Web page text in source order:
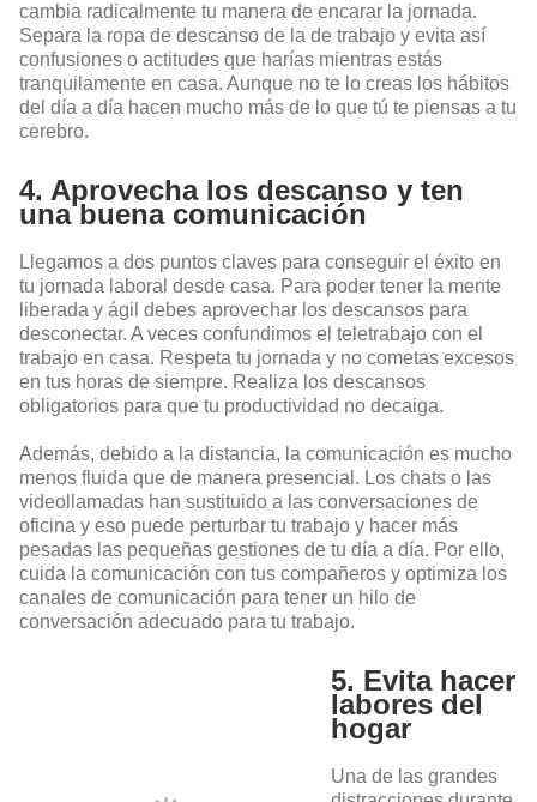
cambia radicalmente tu manera de encarar la jornada.
Separa la ropa de descanso de la de trabajo y evita así
confusiones o actitudes que harías mientras estás
tranquilamente en casa. Aunque no te lo creas los hábitos
del día a día hacen mucho más de lo que tú te piensas a tu
cerebro.
4. Aprovecha los descanso y ten
una buena comunicación
Llegamos a dos puntos claves para conseguir el éxito en
tu jornada laboral desde casa. Para poder tener la mente
liberada y ágil debes aprovechar los descansos para
desconectar. A veces confundimos el teletrabajo con el
trabajo en casa. Respeta tu jornada y no cometas excesos
en tus horas de siempre. Realiza los descansos
obligatorios para que tu productividad no decaiga.
Además, debido a la distancia, la comunicación es mucho
menos fluida que de manera presencial. Los chats o las
videollamadas han sustituido a las conversaciones de
oficina y eso puede perturbar tu trabajo y hacer más
pesadas las pequeñas gestiones de tu día a día. Por ello,
cuida la comunicación con tus compañeros y optimiza los
canales de comunicación para tener un hilo de
conversación adecuado para tu trabajo.
5. Evita hacer
labores del
hogar
Una de las grandes